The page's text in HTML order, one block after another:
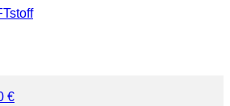
€